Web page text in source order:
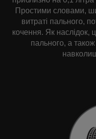
Простими словами,
витраті пального,
кочення. Як наслідок,
пального, а